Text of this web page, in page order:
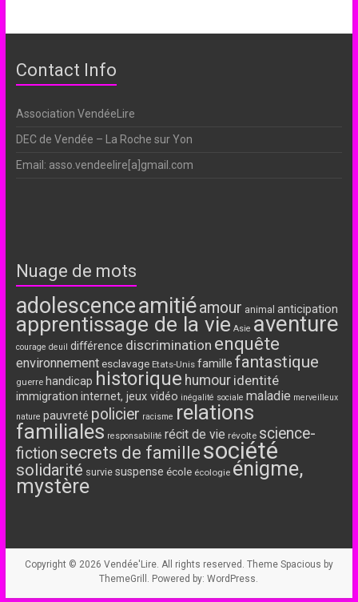
Contact Info
Association VendéeLire
DEC de Vendée – La Roche sur Yon
Email: asso.vendeelire[a]gmail.com
Nuage de mots
adolescenceamitiéamour animal anticipation
apprentissage de la vie Asie aventure
courage deuil différence discrimination enquête
environnement esclavage Etats-Unis famille fantastique
guerre handicap historique humour identité
immigration internet, jeux vidéo inégalité sociale maladie merveilleux
nature pauvreté policier racisme relations
familiales responsabilité récit de vie révolte science-
fiction secrets de famille société
solidarité survie suspense école écologie énigme,
mystère
Copyright © 2026 Vendée'Lire. All rights reserved. Theme Spacious by
ThemeGrill. Powered by:WordPress.